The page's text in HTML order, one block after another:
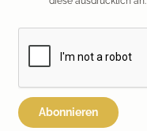
Abonnieren